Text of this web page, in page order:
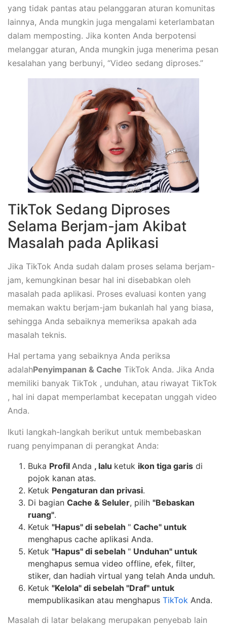
yang tidak pantas atau pelanggaran aturan komunitas
lainnya, Anda mungkin juga mengalami keterlambatan
dalam memposting. Jika konten Anda berpotensi
melanggar aturan, Anda mungkin juga menerima pesan
kesalahan yang berbunyi, “Video sedang diproses.”
TikTok Sedang Diproses
Selama Berjam-jam Akibat
Masalah pada Aplikasi
Jika TikTok Anda sudah dalam proses selama berjam-
jam, kemungkinan besar hal ini disebabkan oleh
masalah pada aplikasi. Proses evaluasi konten yang
memakan waktu berjam-jam bukanlah hal yang biasa,
sehingga Anda sebaiknya memeriksa apakah ada
masalah teknis.
Hal pertama yang sebaiknya Anda periksa
adalahPenyimpanan & Cache TikTok Anda. Jika Anda
memiliki banyak TikTok , unduhan, atau riwayat TikTok
, hal ini dapat memperlambat kecepatan unggah video
Anda.
Ikuti langkah-langkah berikut untuk membebaskan
ruang penyimpanan di perangkat Anda:
Buka Profil Anda , lalu ketuk ikon tiga garis di
pojok kanan atas.
Ketuk Pengaturan dan privasi.
Di bagian Cache & Seluler, pilih "Bebaskan
ruang".
Ketuk "Hapus" di sebelah " Cache" untuk
menghapus cache aplikasi Anda.
Ketuk "Hapus" di sebelah " Unduhan" untuk
menghapus semua video offline, efek, filter,
stiker, dan hadiah virtual yang telah Anda unduh.
Ketuk "Kelola" di sebelah "Draf" untuk
mempublikasikan atau menghapus TikTok Anda.
Masalah di latar belakang merupakan penyebab lain